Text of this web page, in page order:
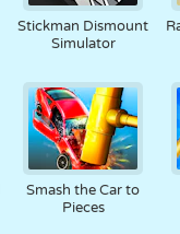
Stickman Dismount
Simulator
Smash the Car to
Pieces